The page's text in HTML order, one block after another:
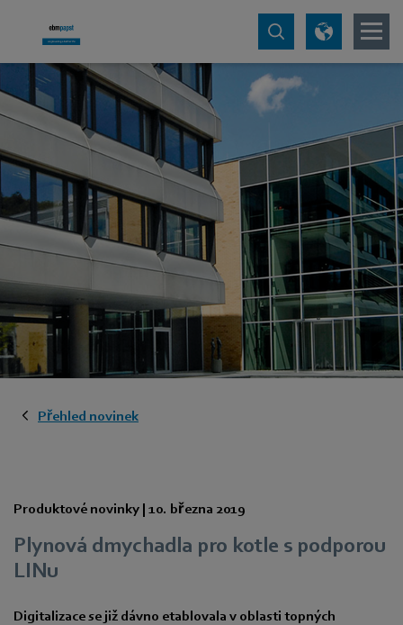
Přehled novinek
Produktové novinky | 10. března 2019
Plynová dmychadla pro kotle s podporou
LINu
Digitalizace se již dávno etablovala v oblasti topných